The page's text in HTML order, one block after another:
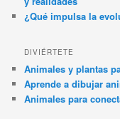
¿Qué impulsa la
DIVIÉRTETE
Animales y plantas
Aprende a dibujar
Animales para